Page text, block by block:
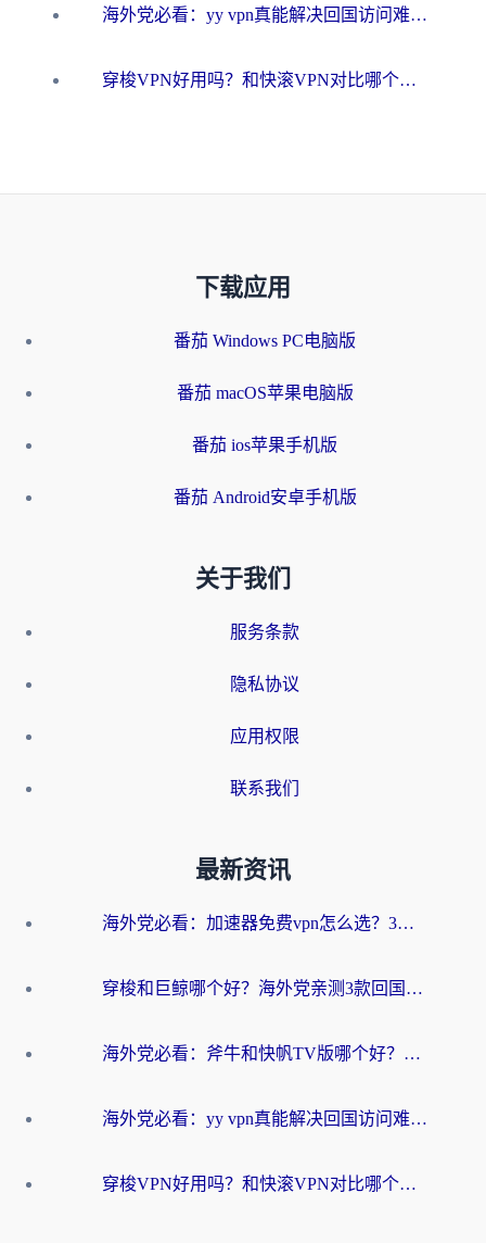
海外党必看：yy vpn真能解决回国访问难题？附云极initap测评+免费方案对比
穿梭VPN好用吗？和快滚VPN对比哪个回国效果更好？海外党选回国加速器必看指南
下载应用
番茄 Windows PC电脑版
番茄 macOS苹果电脑版
番茄 ios苹果手机版
番茄 Android安卓手机版
关于我们
服务条款
隐私协议
应用权限
联系我们
最新资讯
海外党必看：加速器免费vpn怎么选？3步教你无缝访问国内资源
穿梭和巨鲸哪个好？海外党亲测3款回国加速器，教你避开90%的坑
海外党必看：斧牛和快帆TV版哪个好？3分钟选对回国加速器，无缝刷B站、追热剧
海外党必看：yy vpn真能解决回国访问难题？附云极initap测评+免费方案对比
穿梭VPN好用吗？和快滚VPN对比哪个回国效果更好？海外党选回国加速器必看指南